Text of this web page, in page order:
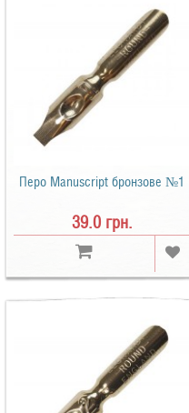
Перо Manuscript бронзове №1
39.0 грн.